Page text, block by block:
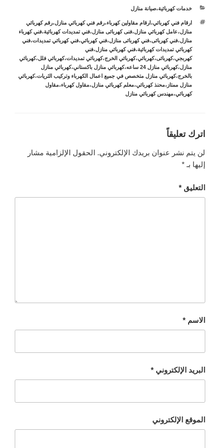
التصنيفات
خدمات كهربائية،صيانة منازل
الوسوم
ارقام فني كهربائي،ارقام مقاولين كهرباء،رقم فني كهربائي منازل،رقم كهربائي
منازل،عامل كهربائي منازل،فنى كهربائى منازل،فني تمديدات كهربائية،فني كهرباء
منازل،فني كهربائى،فني كهربائى منازل،فني كهربائي،فني كهربائي تمديدات،فني
كهربائي تمديدات كهربائية،فني كهربائي منازل،فني
كهربجي،كهربائى،كهربائي،كهربائي الخرج،كهربائي تمديدات،كهربائي فلل،كهربائي
منازل،كهربائي منازل 24 ساعه ،كهربائي منازل باكستاني،كهربائي منازل
بالخرج،كهربائي منازل متخصص في جميع اعمال الكهرباء وتركيب الثريات،كهربائي
منازل ممتاز ،محنذ كهربائي،معلم كهربائي منازل،مقاول كهرباء،مقاول
كهربائي،مهندس كهربائي منازل
اترك تعليقاً
لن يتم نشر عنوان بريدك الإلكتروني. الحقول الإلزامية مشار
إليها بـ *
التعليق *
الاسم *
البريد الإلكتروني *
الموقع الإلكتروني